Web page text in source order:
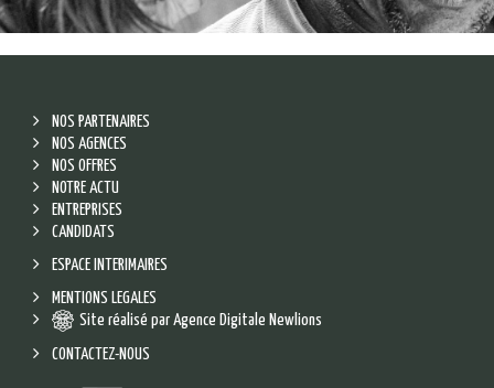
NOS PARTENAIRES
NOS AGENCES
NOS OFFRES
NOTRE ACTU
ENTREPRISES
CANDIDATS
ESPACE INTERIMAIRES
MENTIONS LEGALES
Site réalisé par Agence Digitale Newlions
CONTACTEZ-NOUS